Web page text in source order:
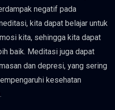
negatif pada
kita dapat belajar untuk
kita, sehingga kita dapat
baik. Meditasi juga dapat
dan depresi, yang sering
kesehatan